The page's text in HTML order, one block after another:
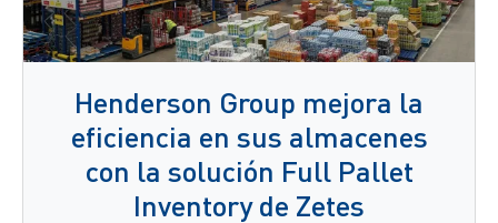
Henderson Group mejora la
eficiencia en sus almacenes
con la solución Full Pallet
Inventory de Zetes